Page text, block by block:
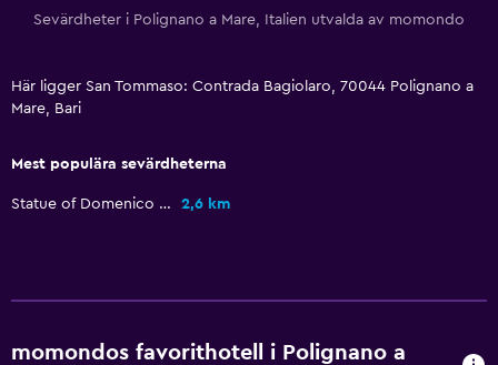
Fällbar säng
Daglig städning
Kassaskåp
Arbetsyta
Sevärdheter i Polignano a Mare, Italien utvalda av momondo
Här ligger San Tommaso: Contrada Bagiolaro, 70044 Polignano a
Mare, Bari
Mest populära sevärdheterna
Statue of Domenico Modugno 2,6 km
momondos favorithotell i Polignano a